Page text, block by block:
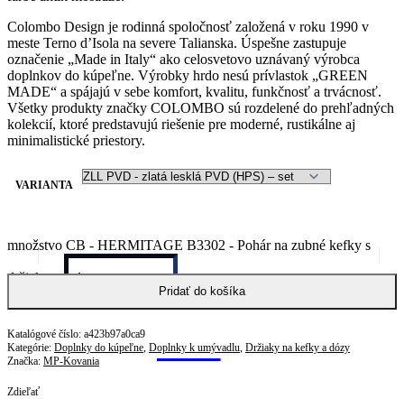
Colombo Design je rodinná spoločnosť založená v roku 1990 v
meste Terno d’Isola na severe Talianska. Úspešne zastupuje
označenie „Made in Italy“ ako celosvetovo uznávaný výrobca
doplnkov do kúpeľne. Výrobky hrdo nesú prívlastok „GREEN
MADE“ a spájajú v sebe komfort, kvalitu, funkčnosť a trvácnosť.
Všetky produkty značky COLOMBO sú rozdelené do prehľadných
kolekcií, ktoré predstavujú riešenie pre moderné, rustikálne aj
minimalistické priestory.
VARIANTA
množstvo CB - HERMITAGE B3302 - Pohár na zubné kefky s
držiakom
Pridať do košíka
a423b97a0ca9
Kategórie: Doplnky do kúpeľne Doplnky k umývadlu Držiaky na kefky a dózy
Značka: MP-Kovania
Zdieľať